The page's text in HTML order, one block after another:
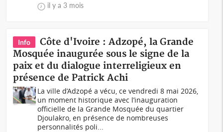
il y a 3 mois
Info
Côte d'Ivoire : Adzopé, la Grande
Mosquée inaugurée sous le signe de la
paix et du dialogue interreligieux en
présence de Patrick Achi
La ville d’Adzopé a vécu, ce vendredi 8 mai 2026,
un moment historique avec l’inauguration
officielle de la Grande Mosquée du quartier
Djoulakro, en présence de nombreuses
personnalités poli...